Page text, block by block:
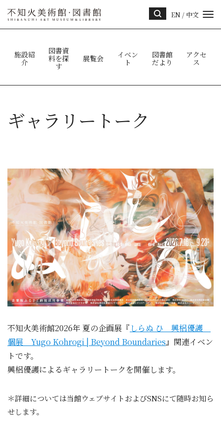
ト内
EN / 中文
施設紹
介
図書資
料を探
す
展覧会
イベン
ト
図書館
だより
アクセ
ス
ギャラリートーク
不知火美術館2026年 夏の企画展『 しらぬ ひ 興梠優護
個展 Yugo Kohrogi | Beyond Boundaries 』関連イベン
トです。
興梠優護によるギャラリートークを開催します。
＊詳細については当館ウェブサイトおよびSNSにて随時お知ら
せします。